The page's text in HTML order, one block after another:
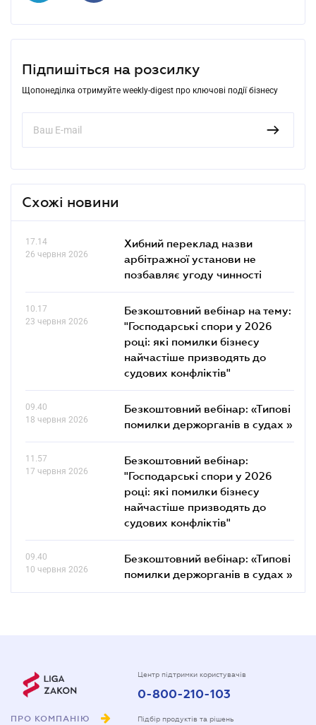
Підпишіться на розсилку
Щопонеділка отримуйте weekly-digest про ключові події бізнесу
Схожі новини
17.14
26 червня 2026
Хибний переклад назви
арбітражної установи не
позбавляє угоду чинності
10.17
23 червня 2026
Безкоштовний вебінар на тему:
"Господарські спори у 2026
році: які помилки бізнесу
найчастіше призводять до
судових конфліктів"
09.40
18 червня 2026
Безкоштовний вебінар: «Типові
помилки держорганів в судах »
11.57
17 червня 2026
Безкоштовний вебінар:
"Господарські спори у 2026
році: які помилки бізнесу
найчастіше призводять до
судових конфліктів"
09.40
10 червня 2026
Безкоштовний вебінар: «Типові
помилки держорганів в судах »
ПРО КОМПАНІЮ
Центр підтримки користувачів
0-800-210-103
Підбір продуктів та рішень